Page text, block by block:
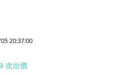
20:37:00
次出價